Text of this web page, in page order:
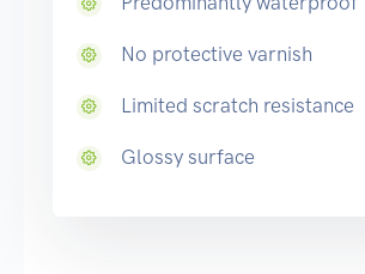
No protective varnish
Limited scratch resistance
Glossy surface